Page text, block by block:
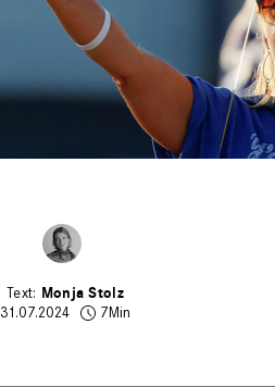
Monja Stolz
31.07.2024
7Min